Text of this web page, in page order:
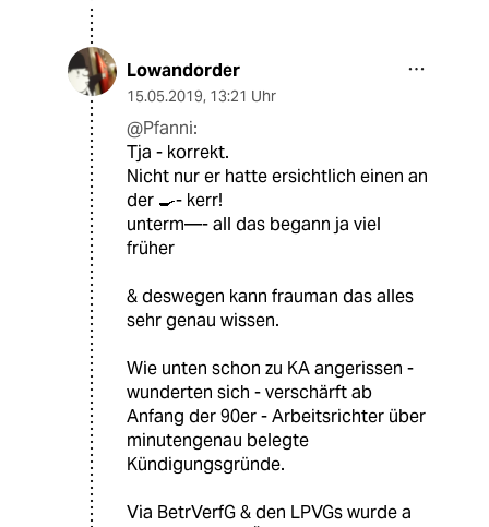
Lowandorder
15.05.2019, 13:21 Uhr
@Pfanni:
Tja - korrekt.
Nicht nur er hatte ersichtlich einen an
der 🍳- kerr!
unterm—- all das begann ja viel
früher
& deswegen kann frauman das alles
sehr genau wissen.
Wie unten schon zu KA angerissen -
wunderten sich - verschärft ab
Anfang der 90er - Arbeitsrichter über
minutengenau belegte
Kündigungsgründe.
Via BetrVerfG & den LPVGs wurde a